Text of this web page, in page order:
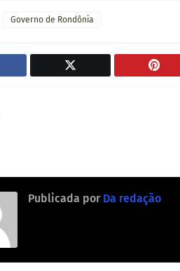
Governo de Rondônia
Publicada por Da redação